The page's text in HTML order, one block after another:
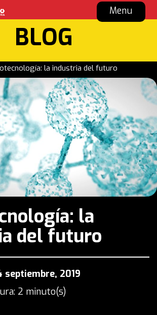
Menu
BLOG
la industria del futuro
la
del futuro
septiembre, 2019
2 minuto(s)